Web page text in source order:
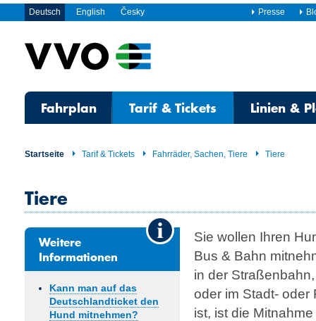
Deutsch English Česky Presse
Fahrplan Tarif & Tickets Linien &
Startseite Tarif & Tickets Fahrräder, Sachen, Tiere Tiere
Tiere
Weitere
Informationen
Kann man auf das
Deutschland­ticket den
Hund mitnehmen?
Sie wollen Ihren
Bus & Bahn
in der
oder im Stadt-
ist, ist die